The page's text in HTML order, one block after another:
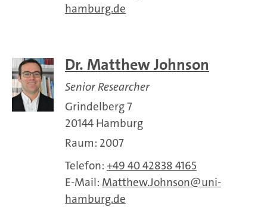
hamburg.de
Dr. Matthew Johnson
Senior Researcher
Grindelberg 7
20144 Hamburg
Raum: 2007
Telefon: +49 40 42838 4165
E-Mail: Matthew.Johnson
uni-
hamburg.de